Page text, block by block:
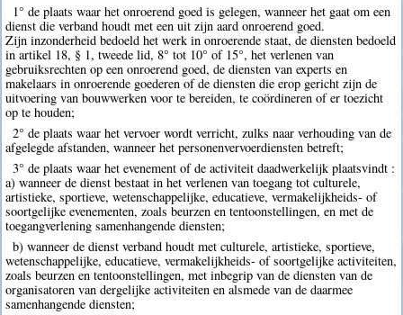
1° de plaats waar het onroerend goed is gelegen, wanneer het gaat om een
dienst die verband houdt met een uit zijn aard onroerend goed.
Zijn inzonderheid bedoeld het werk in onroerende staat, de diensten bedoeld
in artikel 18, § 1, tweede lid, 8° tot 10° of 15°, het verlenen van
gebruiksrechten op een onroerend goed, de diensten van experts en
makelaars in onroerende goederen of de diensten die erop gericht zijn de
uitvoering van bouwwerken voor te bereiden, te coördineren of er toezicht
op te houden;
2° de plaats waar het vervoer wordt verricht, zulks naar verhouding van de
afgelegde afstanden, wanneer het personenvervoerdiensten betreft;
3° de plaats waar het evenement of de activiteit daadwerkelijk plaatsvindt :
a) wanneer de dienst bestaat in het verlenen van toegang tot culturele,
artistieke, sportieve, wetenschappelijke, educatieve, vermakelijkheids- of
soortgelijke evenementen, zoals beurzen en tentoonstellingen, en met de
toegangverlening samenhangende diensten;
b) wanneer de dienst verband houdt met culturele, artistieke, sportieve,
wetenschappelijke, educatieve, vermakelijkheids- of soortgelijke activiteiten,
zoals beurzen en tentoonstellingen, met inbegrip van de diensten van de
organisatoren van dergelijke activiteiten en alsmede van de daarmee
samenhangende diensten;